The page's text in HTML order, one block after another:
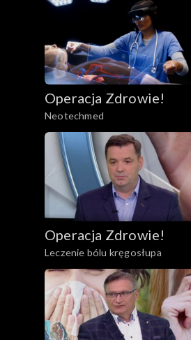
Operacja Zdrowie!
Neotechmed
Operacja Zdrowie!
Leczenie bólu kręgosłupa